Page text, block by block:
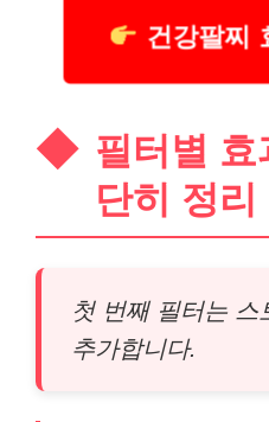
건강팔찌
필터별
단히 정리
첫 번째 필터는 스
추가합니다.